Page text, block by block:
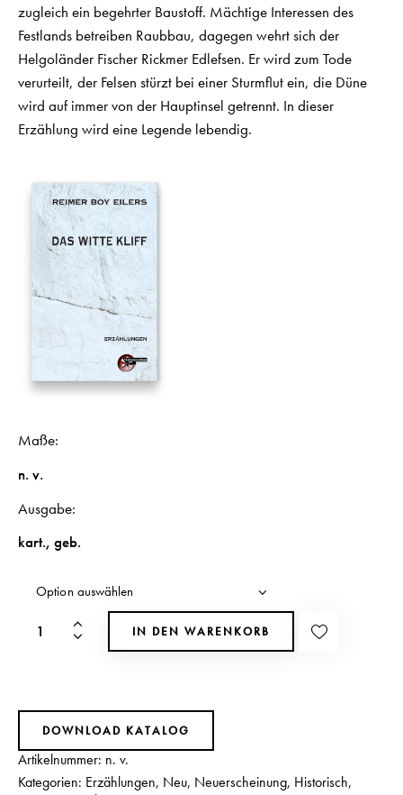
zugleich ein begehrter Baustoff. Mächtige Interessen des
Festlands betreiben Raubbau, dagegen wehrt sich der
Helgoländer Fischer Rickmer Edlefsen. Er wird zum Tode
verurteilt, der Felsen stürzt bei einer Sturmflut ein, die Düne
wird auf immer von der Hauptinsel getrennt. In dieser
Erzählung wird eine Legende lebendig.
Maße
n. v.
Ausgabe
kart., geb.
IN DEN WARENKORB
DOWNLOAD KATALOG
Artikelnummer: n. v.
Kategorien: Erzählungen, Neu, Neuerscheinung, Historisch,